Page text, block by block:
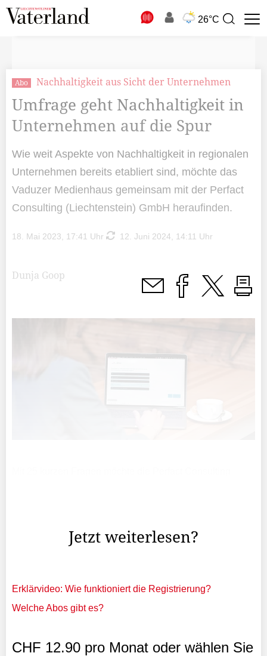
26°C
Suchbegriff
Abo Nachhaltigkeit aus Sicht der Unternehmen
Umfrage geht Nachhaltigkeit in
Unternehmen auf die Spur
Wie weit Aspekte von Nachhaltigkeit in regionalen
Unternehmen bereits etabliert sind, möchte das
Vaduzer Medienhaus gemeinsam mit der Perfact
Consulting (Liechtenstein) GmbH heraufinden.
18. Mai 2023, 17:41 Uhr 12. Juni 2024, 14:11 Uhr
Dunja Goop
Jetzt weiterlesen?
Erklärvideo: Wie funktioniert die Registrierung?
Welche Abos gibt es?
CHF 12.90 pro Monat oder wählen Sie